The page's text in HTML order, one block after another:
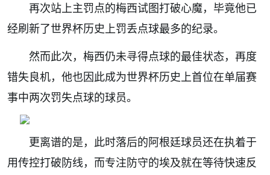
再次站上主罚点的梅西试图打破心魔，毕竟他已
经刷新了世界杯历史上罚丢点球最多的纪录。
然而此次，梅西仍未寻得点球的最佳状态，再度
错失良机， 他也因此成为世界杯历史上首位在单届赛
事中两次罚失点球的球员。
更离谱的是，此时落后的阿根廷球员还在执着于
用传控打破防线，而专注防守的埃及就在等待快速反